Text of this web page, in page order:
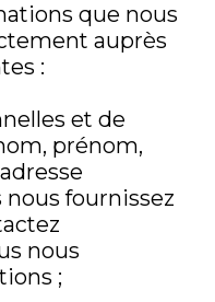
que nous
auprès
:
et de
prénom,
fournissez
nous
;